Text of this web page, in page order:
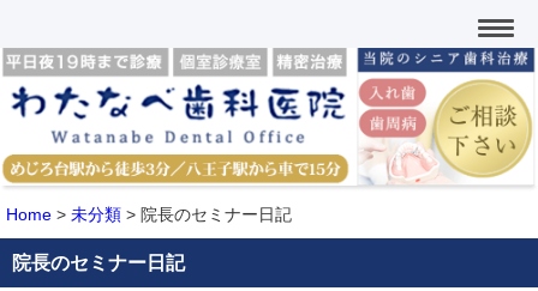
Home > 未分類 > 院長のセミナー日記
院長のセミナー日記